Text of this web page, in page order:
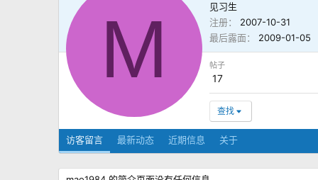
M
见习生
注册
2007-10-31
最后露面
2009-01-05
帖子
17
查找
访客留言 最新动态 近期信息 关于